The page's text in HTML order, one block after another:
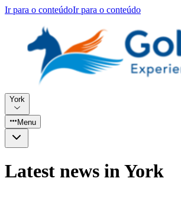
Ir para o conteúdoIr para o conteúdo
York
Menu
Latest news in York